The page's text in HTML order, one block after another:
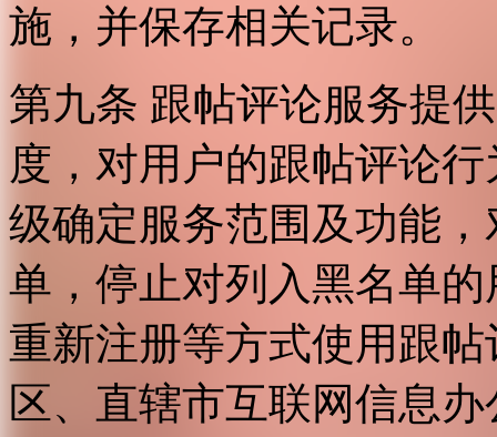
施，并保存相关记录。
第九条 跟帖评论服务提
度，对用户的跟帖评论
级确定服务范围及功能
单，停止对列入黑名单
重新注册等方式使用跟
区、直辖市互联网信息